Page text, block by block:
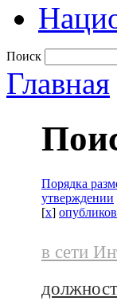
Поиск
Главная
Порядка
утверждении
[x]
в сети